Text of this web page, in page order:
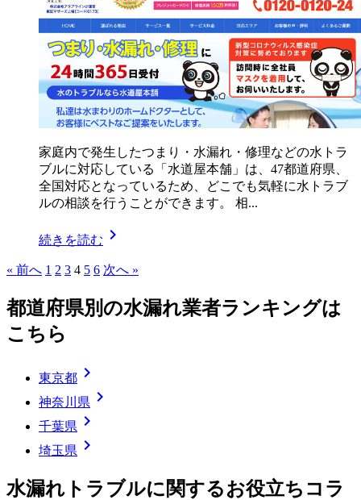
家庭内で発生したつまり・水漏れ・修理などの水トラ
ブルに対応している「水道屋本舗」は、47都道府県、
全国対応となっているため、どこでも気軽に水トラブ
ルの相談を行うことができます。 相...
続きを読む chevron_right
« 前へ 1 2 3 4 5 6 次へ »
都道府県別の水漏れ業者ランキングは
こちら
東京都 chevron_right
神奈川県 chevron_right
千葉県 chevron_right
埼玉県 chevron_right
水漏れトラブルに関するお役立ちコラ